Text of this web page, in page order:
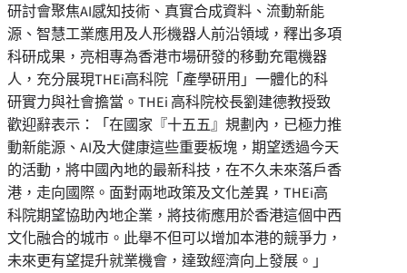
研討會聚焦AI感知技術、真實合成資料、流動新能
源、智慧工業應用及人形機器人前沿領域，釋出多項
科研成果，亮相專為香港市場研發的移動充電機器
人，充分展現THEi高科院「產學研用」一體化的科
研實力與社會擔當。THEi 高科院校長劉建德教授致
歡迎辭表示：「在國家『十五五』規劃內，已極力推
動新能源、AI及大健康這些重要板塊，期望透過今天
的活動，將中國內地的最新科技，在不久未來落戶香
港，走向國際。面對兩地政策及文化差異，THEi高
科院期望協助內地企業，將技術應用於香港這個中西
文化融合的城市。此舉不但可以增加本港的競爭力，
未來更有望提升就業機會，達致經濟向上發展。」